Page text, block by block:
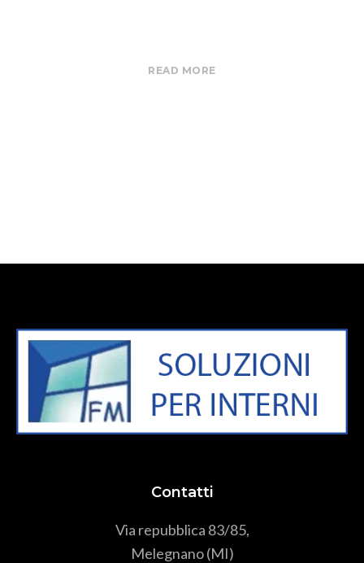
READ MORE
Contatti
Via repubblica 83/85,
Melegnano (MI)